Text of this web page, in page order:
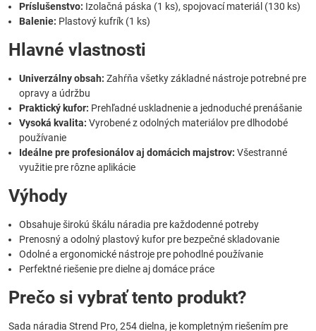
Príslušenstvo: Izolačná páska (1 ks), spojovací materiál (130 ks)
Balenie: Plastový kufrík (1 ks)
Hlavné vlastnosti
Univerzálny obsah: Zahŕňa všetky základné nástroje potrebné pre
opravy a údržbu
Praktický kufor: Prehľadné uskladnenie a jednoduché prenášanie
Vysoká kvalita: Vyrobené z odolných materiálov pre dlhodobé
používanie
Ideálne pre profesionálov aj domácich majstrov: Všestranné
využitie pre rôzne aplikácie
Výhody
Obsahuje širokú škálu náradia pre každodenné potreby
Prenosný a odolný plastový kufor pre bezpečné skladovanie
Odolné a ergonomické nástroje pre pohodlné používanie
Perfektné riešenie pre dielne aj domáce práce
Prečo si vybrať tento produkt?
Sada náradia Strend Pro, 254 dielna, je kompletným riešením pre